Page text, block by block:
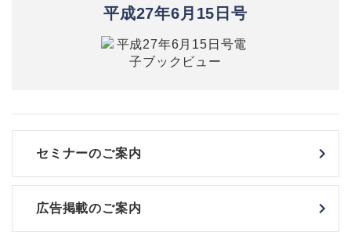
平成27年6月15日号
セミナーのご案内
広告掲載のご案内